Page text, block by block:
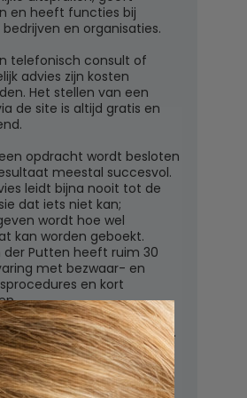
en heeft functies bij
bedrijven en organisaties.
telefonisch consult of
advies zijn kosten
Het stellen van een
de site is altijd gratis en
opdracht wordt besloten
meestal succesvol.
leidt bijna nooit tot de
dat iets niet kan;
wordt hoe wel
kan worden geboekt.
der Putten heeft ruim 30
met bezwaar- en
en kort
adviesbureau mr. W.G.H.M.
Putten c.s.
7
Velp (Gld)